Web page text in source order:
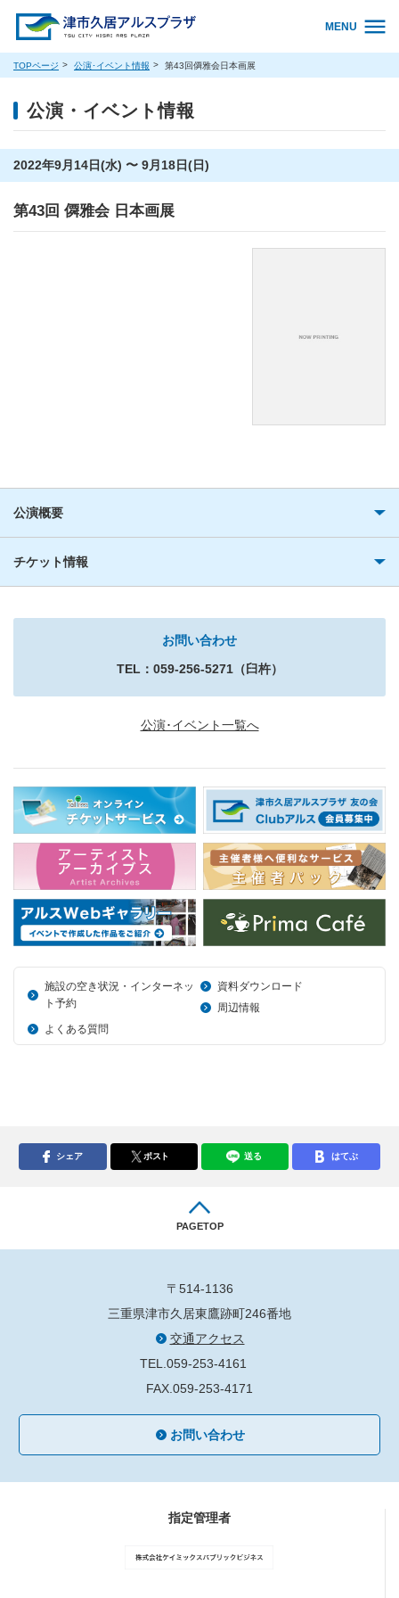
MENU
TOPページ 公演･イベント情報 第43回僲雅会日本画展
公演・イベント情報
2022年9月14日(水) 〜 9月18日(日)
第43回 僲雅会 日本画展
公演概要
チケット情報
お問い合わせ
TEL：059-256-5271（臼杵）
公演･イベント一覧へ
施設の空き状況・インターネッ
ト予約
資料ダウンロード
周辺情報
よくある質問
シェア ポスト 送る はてぶ
PAGETOP
〒514-1136
三重県津市久居東鷹跡町246番地
交通アクセス
TEL.059-253-4161
FAX.059-253-4171
お問い合わせ
指定管理者